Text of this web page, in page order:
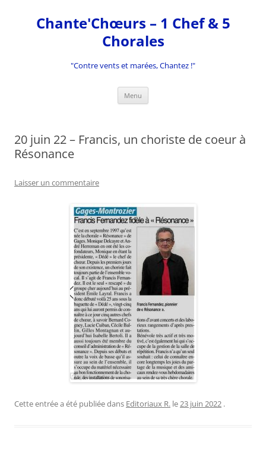
contenuChante'Chœurs – 1 Chef & 5
Chorales
"Contre vents et marées, Chantez !"
Menu
20 juin 22 – Francis, un choriste de coeur à
Résonance
Laisser un commentaire
Cette entrée a été publiée dans Editoriaux R. le23 juin 2022 .